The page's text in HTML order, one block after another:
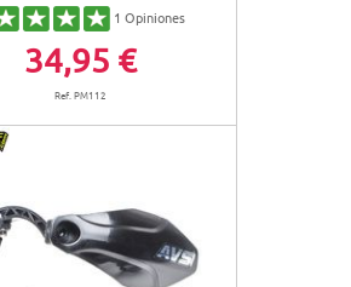
1 Opiniones
34,95 €
Ref. PM112